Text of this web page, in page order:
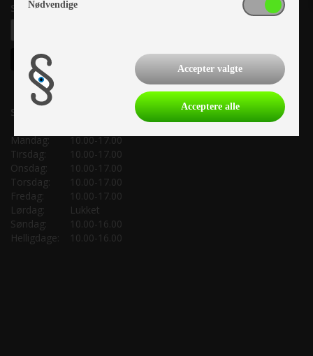
Samtykke til nyhedsbrev
Salgsafdeling:
Mandag:
10.00-17.00
Tirsdag:
10.00-17.00
Onsdag:
10.00-17.00
Torsdag:
10.00-17.00
Fredag:
10.00-17.00
Lørdag:
Lukket
Søndag:
10.00-16.00
Helligdage:
10.00-16.00
Nødvendige
Accepter valgte
Acceptere alle